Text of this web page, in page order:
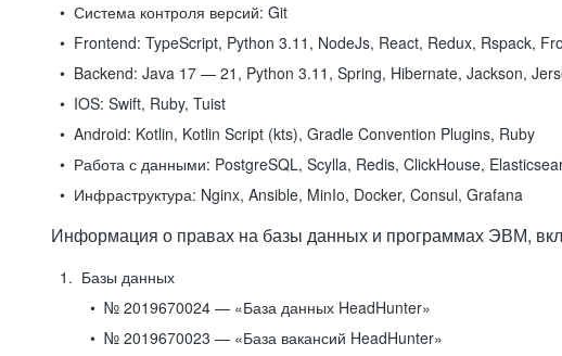
Система контроля версий: Git
Frontend: TypeScript, Python 3.11, NodeJs, React, Redux, Rspack,
Backend: Java 17 — 21, Python 3.11, Spring, Hibernate, Jackson,
IOS: Swift, Ruby, Tuist
Android: Kotlin, Kotlin Script (kts), Gradle Convention Plugins, Ruby
Работа с данными: PostgreSQL, Scylla, Redis, ClickHouse,
Инфраструктура: Nginx, Ansible, MinIo, Docker, Consul, Grafana
Информация о правах на базы данных и программах ЭВМ,
Базы данных
№ 2019670024 — «База данных HeadHunter»
№ 2019670023 — «База вакансий HeadHunter»